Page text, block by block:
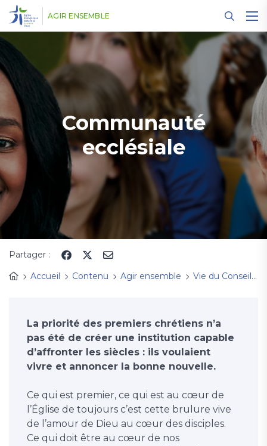
AGIR ENSEMBLE
Communauté
ecclésiale
Partager :
Accueil
Contenu Agir ensemble Vie du Conseil
La priorité des premiers chrétiens n’a
pas été de créer une institution capable
d’affronter les siècles : ils voulaient
vivre et annoncer la bonne nouvelle.
Ce qui est premier, ce qui est au cœur de
l’Église de toujours c’est cette brulure vive
de l’amour de Dieu au cœur des disciples.
Ce qui doit être au cœur de nos
Panneau de gestion des cookies